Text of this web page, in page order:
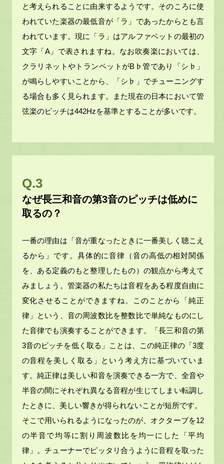
と考えられることに由来するようです。そのころに使
われていた楽器の最低音が「ラ」であったからとも言
われています。現に「ラ」はアルファベットの最初の
文字「A」で表されますね。なお吹奏楽においては、
クラリネットやトランペットがB♭管であり「シ♭」
が鳴らしやすいことから、「シ♭」でチューニングす
る場合も多く見られます。また現在の日本において管
弦楽のピッチは442Hzを基準とすることが多いです。
Q.3
なぜ長三和音の第3音のピッチは低めに
取るの？
一番の理由は「音が重なったときに一番美しく聴こえ
るから」です。具体的に音律（音の高低の相対関係
を、ある定義のもと整理したもの）の観点から考えて
みましょう。管楽器の私たちは音程をある程度自由に
変化させることができますね。このことから「純正
律」という、音の周波数比を整数比で単純なものにし
た音律でも演奏することができます。「長三和音の第
3音のピッチを低く取る」ことは、この純正律の「3度
の音程を美しく取る」という考え方に基づいていま
す。純正律は美しい和音を演奏できる一方で、全音や
半音の間にそれぞれ異なる音程が生じてしまい転調し
たときに、美しい響きが得られないことが短所です。
そこで用いられるようになったのが、オクターブを12
の半音で均等に割り周波数比を均一にした「平均
律」。チューナーでピッタリ合うように音程を取った